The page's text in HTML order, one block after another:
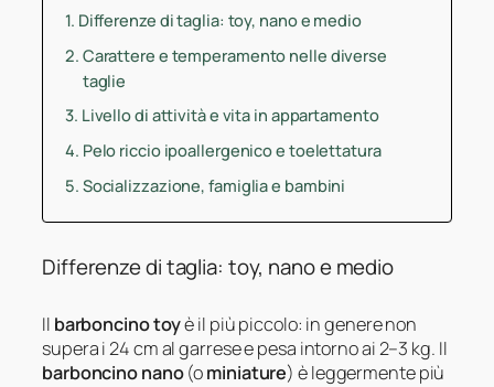
Differenze di taglia: toy, nano e medio
Carattere e temperamento nelle diverse
taglie
Livello di attività e vita in appartamento
Pelo riccio ipoallergenico e toelettatura
Socializzazione, famiglia e bambini
Differenze di taglia: toy, nano e medio
Il barboncino toyè il più piccolo: in genere non
supera i 24 cm al garrese e pesa intorno ai 2–3 kg. Il
barboncino nano(ominiature) è leggermente più